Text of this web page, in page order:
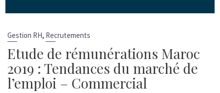
Gestion RH, Recrutements
Etude de rémunérations Maroc
2019 : Tendances du marché de
l’emploi – Commercial